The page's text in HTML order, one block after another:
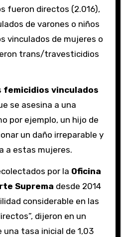
fueron directos (2.016),
de varones o niños
vinculados de mujeres o
trans/travesticidios
femicidios vinculados
se asesina a una
por ejemplo, un hijo de
un daño irreparable y
a estas mujeres.
por la Oficina
Suprema desde 2014
considerable en las
dijeron en un
una tasa inicial de 1,03